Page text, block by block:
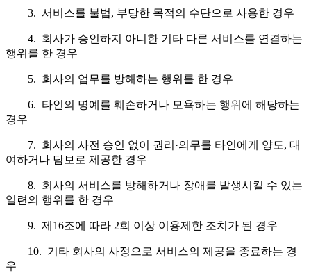
3. 서비스를 불법, 부당한 목적의 수단으로 사용한 경우
4. 회사가 승인하지 아니한 기타 다른 서비스를 연결하는
행위를 한 경우
5. 회사의 업무를 방해하는 행위를 한 경우
6. 타인의 명예를 훼손하거나 모욕하는 행위에 해당하는
경우
7. 회사의 사전 승인 없이 권리·의무를 타인에게 양도, 대
여하거나 담보로 제공한 경우
8. 회사의 서비스를 방해하거나 장애를 발생시킬 수 있는
일련의 행위를 한 경우
9. 제16조에 따라 2회 이상 이용제한 조치가 된 경우
10. 기타 회사의 사정으로 서비스의 제공을 종료하는 경
우